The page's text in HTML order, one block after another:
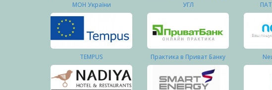
МОН України УГЛ
TEMPUS Практика в Приват Банку